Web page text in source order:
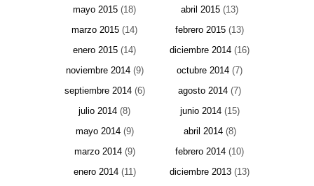
mayo 2015 (18) abril 2015 (13)
marzo 2015 (14) febrero 2015 (13)
enero 2015 (14) diciembre 2014 (16)
noviembre 2014(9) octubre 2014 (7)
septiembre 2014(6) agosto 2014 (7)
julio 2014 (8) junio 2014(15)
mayo 2014(9) abril 2014(8)
marzo 2014(9) febrero 2014 (10)
enero 2014(11) diciembre 2013 (13)